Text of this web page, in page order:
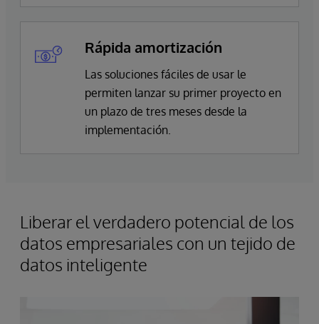
Rápida amortización
Las soluciones fáciles de usar le
permiten lanzar su primer proyecto en
un plazo de tres meses desde la
implementación.
Liberar el verdadero potencial de los
datos empresariales con un tejido de
datos inteligente